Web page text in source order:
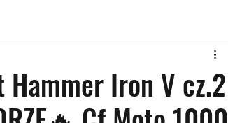
Iron V cz.2